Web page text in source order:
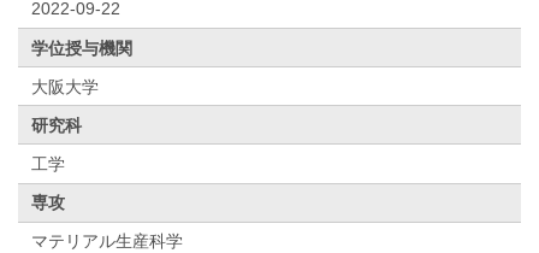
2022-09-22
学位授与機関
大阪大学
研究科
工学
専攻
マテリアル生産科学